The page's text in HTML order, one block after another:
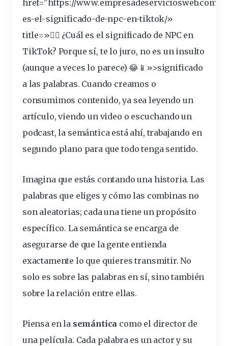
href="https://www.empresadeserviciosweb.com/
es-el-significado-de-npc-en-tiktok/»
title=»🧍‍♂️ ¿Cuál es el significado de NPC en
TikTok? Porque sí, te lo juro, no es un insulto
(aunque a veces lo parece) 😂📱»>significado
a las palabras. Cuando creamos o
consumimos contenido, ya sealeyendo un
artículo, viendo un video o escuchando un
podcast, la semántica está ahí, trabajando en
segundo plano para que todo tenga sentido.
Imagina que estás contando una historia. Las
palabras que eliges y cómo las combinas no
son aleatorias; cada una tiene un propósito
específico. La semántica se encarga de
asegurarse de que la gente entienda
exactamente lo que quieres transmitir. No
solo es sobre las palabras en sí, sino también
sobre la relación entre ellas.
Piensa en la semántica como el director de
una película. Cada palabra es un actor y su